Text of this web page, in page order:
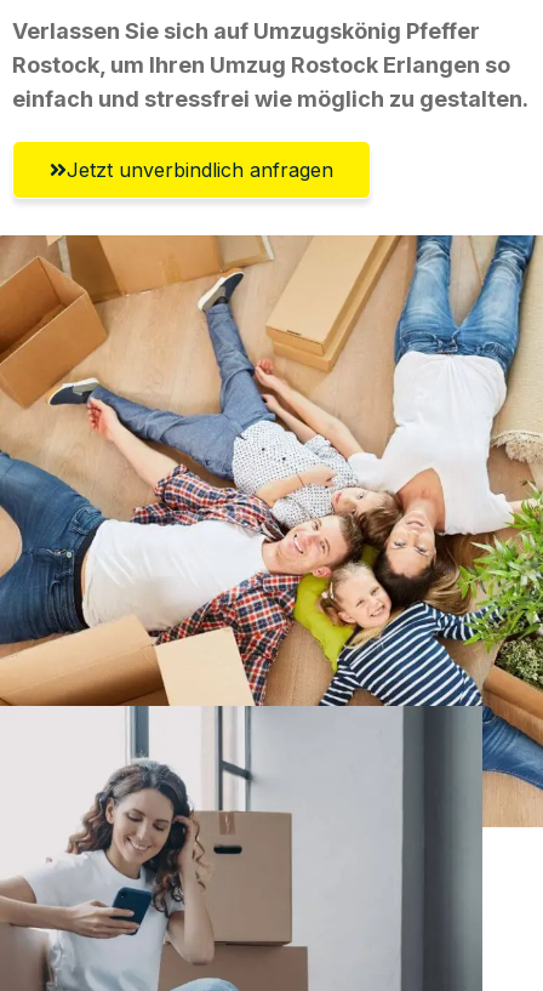
Verlassen Sie sich auf Umzugskönig Pfeffer
Rostock, um Ihren Umzug Rostock Erlangen so
einfach und stressfrei wie möglich zu gestalten.
Jetzt unverbindlich anfragen